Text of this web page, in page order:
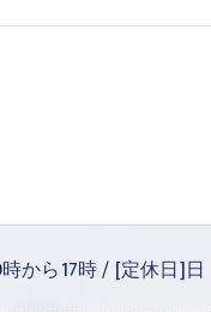
から17時 / [定休日]日